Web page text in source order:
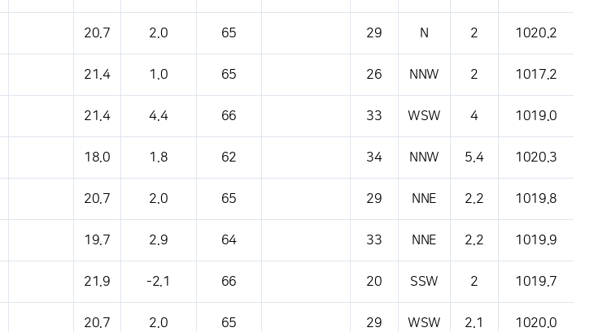
20.7 2.0 65 29 N 2 1020.2
21.4 1.0 65 26 NNW 2 1017.2
21.4 4.4 66 33 WSW 4 1019.0
18.0 1.8 62 34 NNW 5.4 1020.3
20.7 2.0 65 29 NNE 2.2 1019.8
19.7 2.9 64 33 NNE 2.2 1019.9
21.9 -2.1 66 20 SSW 2 1019.7
20.7 2.0 65 29 WSW 2.1 1020.0